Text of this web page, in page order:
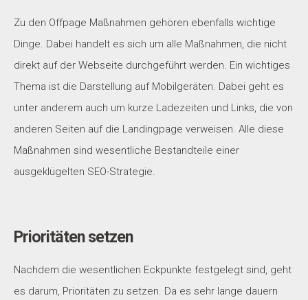
Zu den Offpage Maßnahmen gehören ebenfalls wichtige
Dinge. Dabei handelt es sich um alle Maßnahmen, die nicht
direkt auf der Webseite durchgeführt werden. Ein wichtiges
Thema ist die Darstellung auf Mobilgeräten. Dabei geht es
unter anderem auch um kurze Ladezeiten und Links, die von
anderen Seiten auf die Landingpage verweisen. Alle diese
Maßnahmen sind wesentliche Bestandteile einer
ausgeklügelten SEO-Strategie.
Prioritäten setzen
Nachdem die wesentlichen Eckpunkte festgelegt sind, geht
es darum, Prioritäten zu setzen. Da es sehr lange dauern